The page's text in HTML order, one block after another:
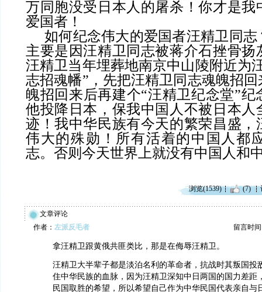
万同胞没受日本人的屠杀！你才是我
爱国者！
如何纪念伟大的爱国者汪精卫同
主要是因汪精卫同志被蒋介石挫骨扬
汪精卫当年埋葬地南京中山陵附近为
志招魂幡”，先把汪精卫同志魂魄招
魄招回来后再建个“汪精卫纪念堂”纪
他投降日本，保我中国人不被日本人
迹！我中华民族有今天的繁荣昌盛，
伟大的殊勋！所有活着的中国人都
志。否则今天世界上就没有中国人和
浏览(1539) (7)
文章评论
作者： 左派反毛者 留言时间
拿汪精卫跟黄俄共匪类比，那是在侮辱汪精卫。
汪精卫大半辈子都是淡泊名利的革命者，抗战时其叛国投
住中华民族的血脉，因为汪精卫深知中日两国的国力差距
民国取胜的希望，所以希望自己作为中华民国代表亲自与